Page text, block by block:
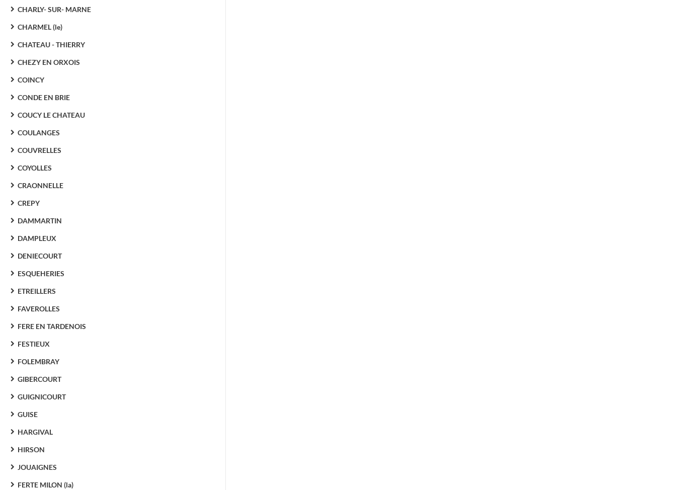
CHARLY- SUR- MARNE
CHARMEL (le)
CHATEAU - THIERRY
CHEZY EN ORXOIS
COINCY
CONDE EN BRIE
COUCY LE CHATEAU
COULANGES
COUVRELLES
COYOLLES
CRAONNELLE
CREPY
DAMMARTIN
DAMPLEUX
DENIECOURT
ESQUEHERIES
ETREILLERS
FAVEROLLES
FERE EN TARDENOIS
FESTIEUX
FOLEMBRAY
GIBERCOURT
GUIGNICOURT
GUISE
HARGIVAL
HIRSON
JOUAIGNES
FERTE MILON (la)